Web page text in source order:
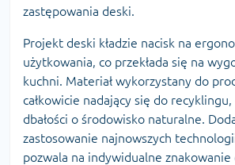
zastępowania deski.
Projekt deski kładzie nacisk na
użytkowania, co przekłada się na
kuchni. Materiał wykorzystany do
całkowicie nadający się do
dbałości o środowisko naturalne.
zastosowanie najnowszych
pozwala na indywidualne znakowanie